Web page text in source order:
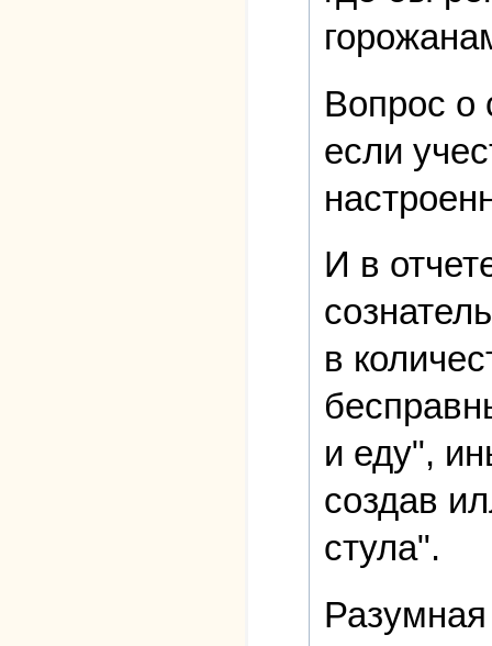
Вопрос о
если
И в
в
и еду",
создав
стула".